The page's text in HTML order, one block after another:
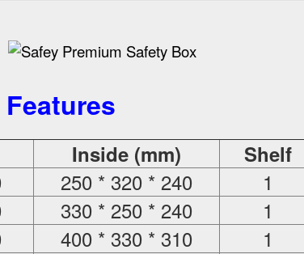
Inside (mm) Shelf
250 * 320 * 240 1
330 * 250 * 240 1
400 * 330 * 310 1